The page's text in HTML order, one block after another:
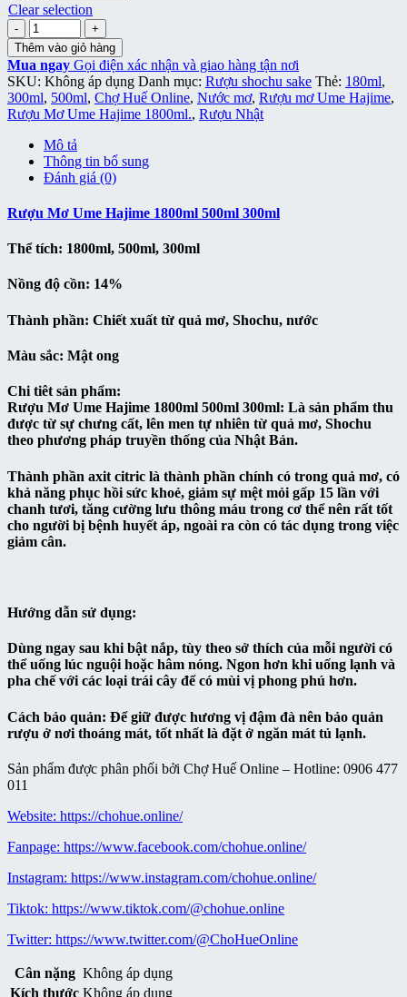
Clear selection
Rượu
Mơ
Ume
Hajime
1800ml
500ml
300ml
số
lượng
Thêm vào giỏ hàng
Mua ngay Gọi điện xác nhận và giao hàng tận nơi
SKU: Không áp dụng Danh mục: Rượu shochu sake Thẻ: 180ml,
300ml, 500ml, Chợ Huế Online, Nước mơ, Rượu mơ Ume Hajime,
Rượu Mơ Ume Hajime 1800ml., Rượu Nhật
Mô tả
Thông tin bổ sung
Đánh giá (0)
Rượu Mơ Ume Hajime 1800ml 500ml 300ml
Thể tích: 1800ml, 500ml, 300ml
Nồng độ cồn: 14%
Thành phần: Chiết xuất từ quả mơ, Shochu, nước
Màu sắc: Mật ong
Chi tiêt sản phẩm:
Rượu Mơ Ume Hajime 1800ml 500ml 300ml: Là sản phẩm thu
được từ sự chưng cất, lên men tự nhiên từ quả mơ, Shochu
theo phương pháp truyền thống của Nhật Bản.
Thành phần axit citric là thành phần chính có trong quả mơ, có
khả năng phục hồi sức khoẻ, giảm sự mệt mỏi gấp 15 lần với
chanh tươi, tăng cường lưu thông máu trong cơ thể nên rất tốt
cho người bị bệnh huyết áp, ngoài ra còn có tác dụng trong việc
giảm cân.
Hướng dẫn sử dụng:
Dùng ngay sau khi bật nắp, tùy theo sở thích của mỗi người có
thể uống lúc nguội hoặc hâm nóng. Ngon hơn khi uống lạnh và
pha chế với các loại trái cây để có mùi vị phong phú hơn.
Cách bảo quản: Để giữ được hương vị đậm đà nên bảo quản
rượu ở nơi thoáng mát, tốt nhất là đặt ở ngăn mát tủ lạnh.
Sản phẩm được phân phối bởi Chợ Huế Online – Hotline: 0906 477
011
Website: https://chohue.online/
Fanpage: https://www.facebook.com/chohue.online/
Instagram: https://www.instagram.com/chohue.online/
Tiktok: https://www.tiktok.com/@chohue.online
Twitter: https://www.twitter.com/@ChoHueOnline
Cân nặng Không áp dụng
Kích thước Không áp dụng